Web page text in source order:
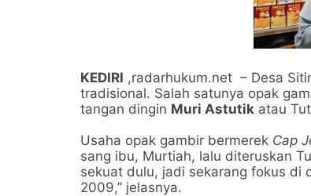
KEDIRI ,radarhukum.net – Desa
tradisional. Salah satunya opak
tangan dingin Muri Astutik atau
Usaha opak gambir bermerek Cap
sang ibu, Murtiah, lalu diteruskan
sekuat dulu, jadi sekarang fokus di
2009,” jelasnya.